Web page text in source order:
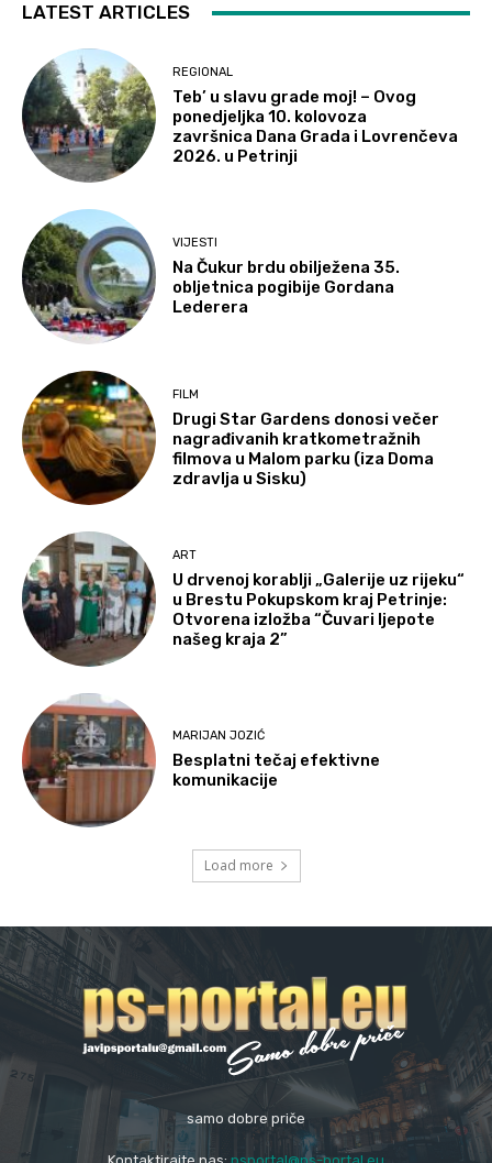
LATEST ARTICLES
REGIONAL
Teb’ u slavu grade moj! – Ovog
ponedjeljka 10. kolovoza
završnica Dana Grada i Lovrenčeva
2026. u Petrinji
VIJESTI
Na Čukur brdu obilježena 35.
obljetnica pogibije Gordana
Lederera
FILM
Drugi Star Gardens donosi večer
nagrađivanih kratkometražnih
filmova u Malom parku (iza Doma
zdravlja u Sisku)
ART
U drvenoj korablji „Galerije uz rijeku“
u Brestu Pokupskom kraj Petrinje:
Otvorena izložba “Čuvari ljepote
našeg kraja 2”
MARIJAN JOZIĆ
Besplatni tečaj efektivne
komunikacije
Load more
samo dobre priče